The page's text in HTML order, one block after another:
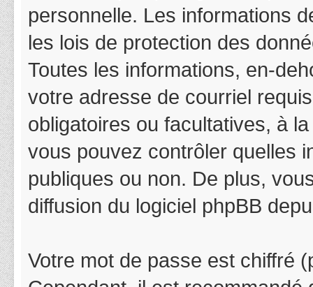
personnelle. Les informations
les lois de protection des
Toutes les informations, en-
votre adresse de courriel
obligatoires ou facultatives, à
vous pouvez contrôler quelles
publiques ou non. De plus,
diffusion du logiciel phpBB
Votre mot de passe est chiffré